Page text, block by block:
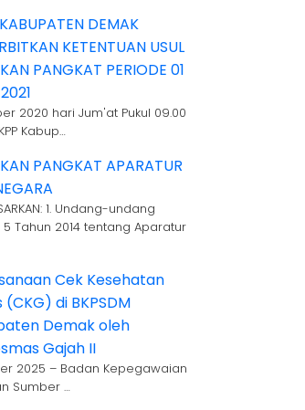
DEMAK
KETENTUAN USUL
PANGKAT PERIODE 01
2020 hari Jum'at Pukul 09.00
Kabup…
PANGKAT APARATUR
1. Undang-undang
Tahun 2014 tentang Aparatur
Cek Kesehatan
di BKPSDM
Demak oleh
Gajah II
2025 – Badan Kepegawaian
Sumber …